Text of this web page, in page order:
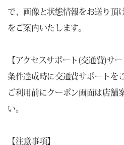
で、画像と状態情報をお送り頂
をご案内いたします。
【アクセスサポート(交通費)サー
条件達成時に交通費サポートを
ご利用前にクーポン画面は店舗
い。
【注意事項】